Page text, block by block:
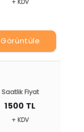
Görüntüle
Saatlik Fiyat
1500 TL
+ KDV